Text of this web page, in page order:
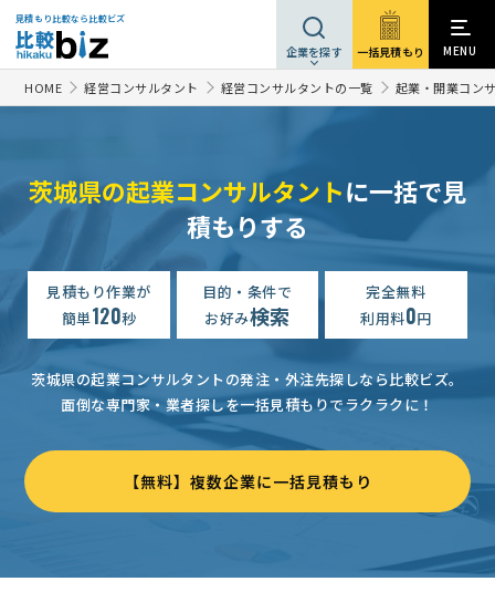
見積もり比較なら比較ビズ
企業を探す 一括見積もり MENU
HOME 経営コンサルタント 経営コンサルタントの一覧 起業・開業コン
茨城県の起業コンサルタントに一括で見
積もりする
見積もり作業が
簡単120秒
目的・条件で
お好み検索
完全無料
利用料0円
茨城県の起業コンサルタントの発注・外注先探しなら比較ビズ。
面倒な専門家・業者探しを一括見積もりでラクラクに！
【無料】複数企業に一括見積もり